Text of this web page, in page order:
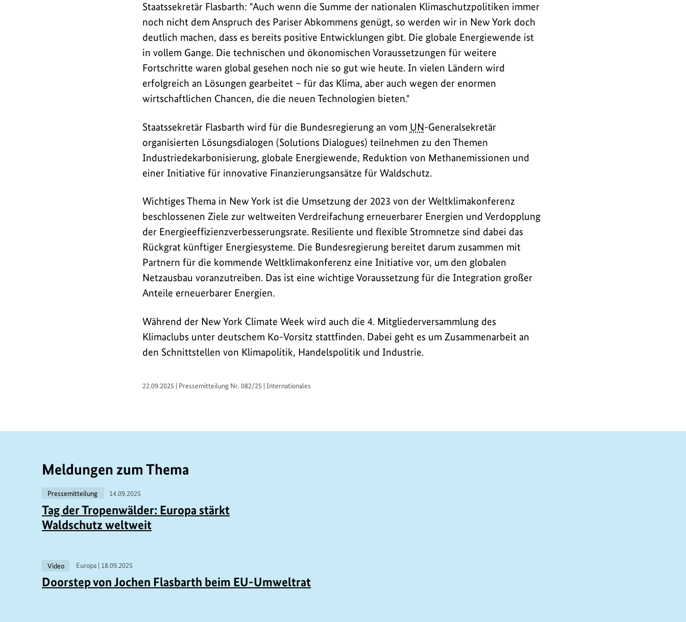
York
Climate
Week
statt,
eine
der
zentralen
der
internationalen
Klimapolitik.
Staatssekretär
Flasbarth
vertritt
die
Bundesregierung.
Staatssekretär Flasbarth: "Auch wenn die Summe der nationalen Klimaschutzpolitiken immer
noch nicht dem Anspruch des Pariser Abkommens genügt, so werden wir in New York doch
deutlich machen, dass es bereits positive Entwicklungen gibt. Die globale Energiewende ist
in vollem Gange. Die technischen und ökonomischen Voraussetzungen für weitere
Fortschritte waren global gesehen noch nie so gut wie heute. In vielen Ländern wird
erfolgreich an Lösungen gearbeitet – für das Klima, aber auch wegen der enormen
wirtschaftlichen Chancen, die die neuen Technologien bieten."
Staatssekretär Flasbarth wird für die Bundesregierung an vom UN-Generalsekretär
organisierten Lösungsdialogen (Solutions Dialogues) teilnehmen zu den Themen
Industriedekarbonisierung, globale Energiewende, Reduktion von Methanemissionen und
einer Initiative für innovative Finanzierungsansätze für Waldschutz.
Wichtiges Thema in New York ist die Umsetzung der 2023 von der Weltklimakonferenz
beschlossenen Ziele zur weltweiten Verdreifachung erneuerbarer Energien und Verdopplung
der Energieeffizienzverbesserungsrate. Resiliente und flexible Stromnetze sind dabei das
Rückgrat künftiger Energiesysteme. Die Bundesregierung bereitet darum zusammen mit
Partnern für die kommende Weltklimakonferenz eine Initiative vor, um den globalen
Netzausbau voranzutreiben. Das ist eine wichtige Voraussetzung für die Integration großer
Anteile erneuerbarer Energien.
Während der New York Climate Week wird auch die 4. Mitgliederversammlung des
Klimaclubs unter deutschem Ko-Vorsitz stattfinden. Dabei geht es um Zusammenarbeit an
den Schnittstellen von Klimapolitik, Handelspolitik und Industrie.
22.09.2025 | Pressemitteilung Nr. 082/25 | Internationales
Meldungen zum Thema
Pressemitteilung 14.09.2025
Tag der Tropenwälder: Europa stärkt
Waldschutz weltweit
V
e
Video Europa | 18.09.2025
Doorstep von Jochen Flasbarth beim EU-Umweltrat